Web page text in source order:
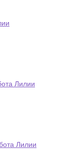
Лилии
Лилии